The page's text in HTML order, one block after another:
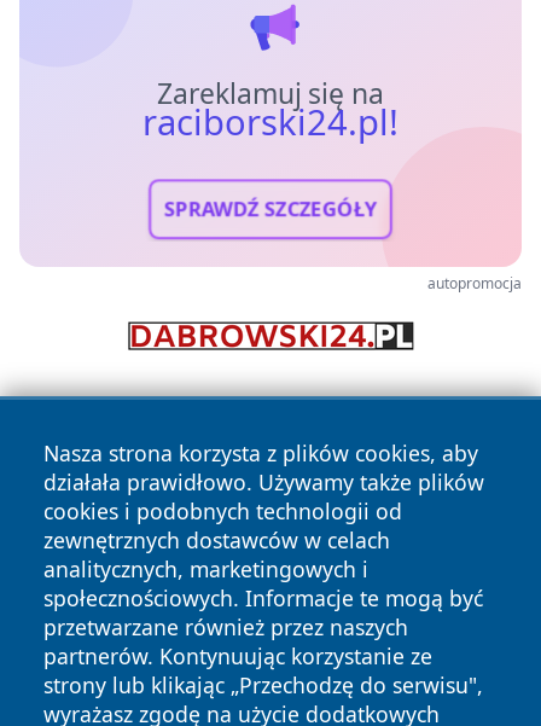
Zareklamuj się na
raciborski24.pl!
SPRAWDŹ SZCZEGÓŁY
autopromocja
Nasza strona korzysta z plików cookies, aby
działała prawidłowo. Używamy także plików
cookies i podobnych technologii od
zewnętrznych dostawców w celach
analitycznych, marketingowych i
społecznościowych. Informacje te mogą być
przetwarzane również przez naszych
partnerów. Kontynuując korzystanie ze
strony lub klikając „Przechodzę do serwisu",
wyrażasz zgodę na użycie dodatkowych
Copyright © 2026 raciborski24.pl Wszystkie prawa
zastrzeżone.
News Autorzy
Polityka
Prywatności
Polityka
Cookies